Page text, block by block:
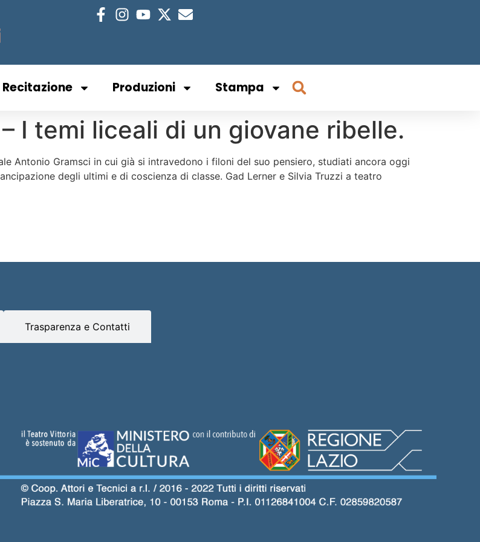
Produzioni Stampa
– I temi liceali di un giovane ribelle.
Antonio Gramsci in cui già si intravedono i filoni del suo pensiero, studiati ancora oggi
degli ultimi e di coscienza di classe. Gad Lerner e Silvia Truzzi a teatro
Trasparenza e Contatti